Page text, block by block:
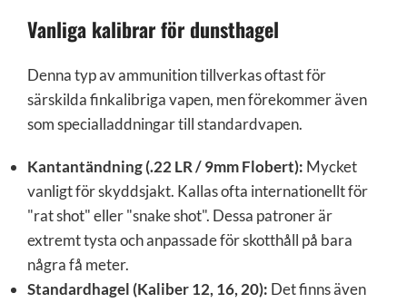
Vanliga kalibrar för dunsthagel
Denna typ av ammunition tillverkas oftast för
särskilda finkalibriga vapen, men förekommer även
som specialladdningar till standardvapen.
Kantantändning (.22 LR / 9mm Flobert): Mycket
vanligt för skyddsjakt. Kallas ofta internationellt för
"rat shot" eller "snake shot". Dessa patroner är
extremt tysta och anpassade för skotthåll på bara
några få meter.
Standardhagel (Kaliber 12, 16, 20): Det finns även